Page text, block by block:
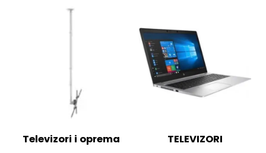
Televizori i oprema TELEVIZORI